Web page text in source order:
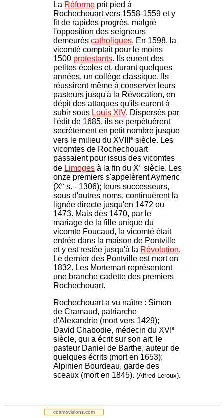
La Réforme prit pied à
Rochechouart vers 1558-1559 et y
fit de rapides progrès, malgré
l'opposition des seigneurs
demeurés catholiques. En 1598, la
vicomté comptait pour le moins
1500 protestants. Ils eurent des
petites écoles et, durant quelques
années, un collège classique. Ils
réussirent même à conserver leurs
pasteurs jusqu'à la Révocation, en
dépit des attaques qu'ils eurent à
subir sous Louis XIV. Dispersés par
l'édit de 1685, ils se perpétuèrent
secrètement en petit nombre jusque
vers le milieu du XVIII
e siècle. Les
vicomtes de Rochechouart
passaient pour issus des vicomtes
de Limoges à la fin du Xe siècle. Les
onze premiers s'appelèrent Aymeric
(Xe s. - 1306); leurs successeurs,
sous d'autres noms, continuèrent la
lignée directe jusqu'en 1472 ou
1473. Mais dès 1470, par le
mariage de la fille unique du
vicomte Foucaud, la vicomté était
entrée dans la maison de Pontville
et y est restée jusqu'à la Révolution.
Le dernier des Pontville est mort en
1832. Les Mortemart représentent
une branche cadette des premiers
Rochechouart.
Rochechouart a vu naître : Simon
de Cramaud, patriarche
d'Alexandrie (mort vers 1429);
David Chabodie, médecin du XVI e
siècle, qui a écrit sur son art; le
pasteur Daniel de Barthe, auteur de
quelques écrits (mort en 1653);
Alpinien Bourdeau, garde des
sceaux (mort en 1845). (Alfred Leroux).
.
cosmovisions.com